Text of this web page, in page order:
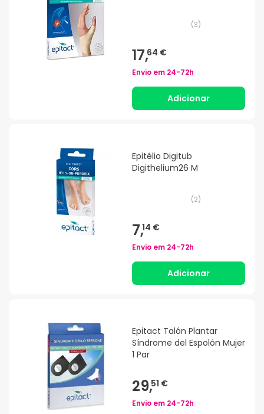
(3)
17,64 €
Envio em 24-72h
Adicionar
Epitélio Digitub
Digithelium26 M
(2)
7,14 €
Envio em 24-72h
Adicionar
Epitact Talón Plantar
Síndrome del Espolón Mujer
1 Par
29,51 €
Envio em 24-72h